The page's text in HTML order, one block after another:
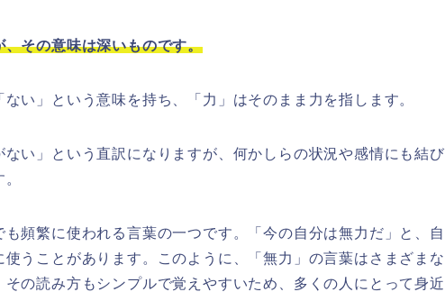
その意味は深いものです。
い」という意味を持ち、「力」はそのまま力を指します。
い」という直訳になりますが、何かしらの状況や感情にも結び
頻繁に使われる言葉の一つです。「今の自分は無力だ」と、自
うことがあります。このように、「無力」の言葉はさまざまな
の読み方もシンプルで覚えやすいため、多くの人にとって身近